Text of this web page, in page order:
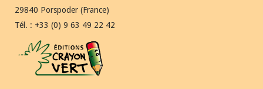
29840 Porspoder (France)
Tél. : +33 (0) 9 63 49 22 42